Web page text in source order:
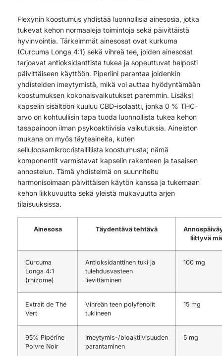
Flexynin koostumus yhdistää luonnollisia ainesosia, jotka
tukevat kehon normaaleja toimintoja sekä päivittäistä
hyvinvointia. Tärkeimmät ainesosat ovat kurkuma
(Curcuma Longa 4:1) sekä vihreä tee, joiden ainesosat
tarjoavat antioksidanttista tukea ja sopeuttuvat helposti
päivittäiseen käyttöön. Piperiini parantaa joidenkin
yhdisteiden imeytymistä, mikä voi auttaa hyödyntämään
koostumuksen kokonaisvaikutukset paremmin. Lisäksi
kapselin sisältöön kuuluu CBD-isolaatti, jonka 0 % THC-
arvo on kohtuullisin tapa tuoda luonnollista tukea kehon
tasapainoon ilman psykoaktiivisia vaikutuksia. Aineiston
mukana on myös täyteaineita, kuten
selluloosamikrocristallillista koostumusta; nämä
komponentit varmistavat kapselin rakenteen ja tasaisen
annostelun. Tämä yhdistelmä on suunniteltu
harmonisoimaan päivittäisen käytön kanssa ja tukemaan
kehon liikkuvuutta sekä yleistä mukavuutta arjen
tilaisuuksissa.
Ainesosa Täydentävä tehtävä
liittyvä
Curcuma
Longa 4:1
(rhizome)
Antioksidanttinen tuki ja
tulehdusvasteen
lievittäminen
100 mg
Extrait de Thé
Vert
Vihreän teen polyfenolit
tukiineen
15 mg
95% Pipérine
Poivre Noir
Imeytymis-/bioaktiivisuuden
parantaminen
5 mg